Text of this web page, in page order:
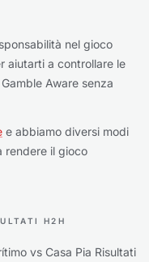
nel gioco
aiutarti a controllare le
Aware senza
e abbiamo diversi modi
rendere il gioco
H2H
vs Casa Pia Risultati